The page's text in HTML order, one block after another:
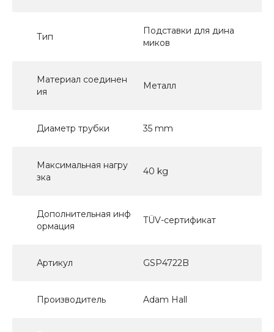
Тип
Подставки для дина
миков
Материал соединен
ия
Металл
Диаметр трубки 35 mm
Максимальная нагру
зка
40 kg
Дополнительная инф
ормация
TÜV-сертификат
Артикул GSP4722B
Производитель Adam Hall